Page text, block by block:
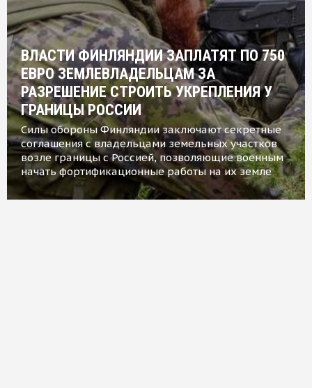
ВЛАСТИ ФИНЛЯНДИИ ЗАПЛАТЯТ ПО 750
ЕВРО ЗЕМЛЕВЛАДЕЛЬЦАМ ЗА
РАЗРЕШЕНИЕ СТРОИТЬ УКРЕПЛЕНИЯ У
ГРАНИЦЫ РОССИИ
Силы обороны Финляндии заключают секретные
соглашения с владельцами земельных участков
возле границы с Россией, позволяющие военным
начать фортификационные работы на их земле